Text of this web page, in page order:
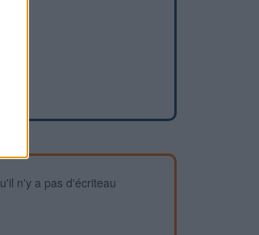
n'y a pas d'écriteau